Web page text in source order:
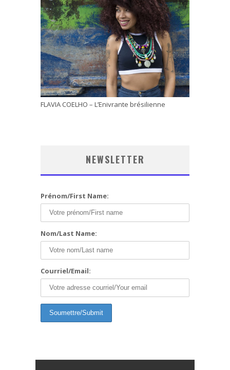
FLAVIA COELHO – L’Enivrante brésilienne
NEWSLETTER
Prénom/First Name:
Nom/Last Name:
Courriel/Email: